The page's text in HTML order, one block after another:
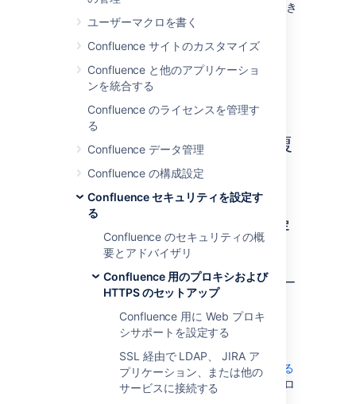
ユーザーマクロを書く
Confluence サイトのカスタマイズ
Confluence と他のアプリケーショ
ンを統合する
Confluence のライセンスを管理す
る
Confluence データ管理
Confluence の構成設定
Confluence セキュリティを設定す
る
Confluence のセキュリティの概
要とアドバイザリ
Confluence 用のプロキシおよび
HTTPS のセットアップ
Confluence 用に Web プロキ
シサポートを設定する
SSL 経由で LDAP、 JIRA ア
プリケーション、または他の
サービスに接続する
異なるドメインから Confluence にアクセスでき
る理由の例は以下のとおりです。
内部ネットワークから：
http://wiki
外部から見えるドメイン：
URL 書き換えを使用して複
数ドメインにまたがる
Confluence にアクセスする
複数のドメインにまたがる Confluence を設定
を、外部から見える Confluence サーバー
の IP アドレスに追加します。
Confluence のサーバー ベース URL
http://wiki.domain.comに設定します。
Apache の後ろで Confluence を実行する
」の手順を使用して、Apache HTTP プロ